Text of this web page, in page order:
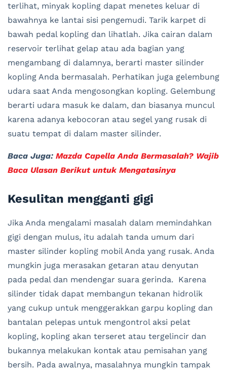
terlihat, minyak kopling dapat menetes keluar di
bawahnya ke lantai sisi pengemudi. Tarik karpet di
bawah pedal kopling dan lihatlah. Jika cairan dalam
reservoir terlihat gelap atau ada bagian yang
mengambang di dalamnya, berarti master silinder
kopling Anda bermasalah. Perhatikan juga gelembung
udara saat Anda mengosongkan kopling. Gelembung
berarti udara masuk ke dalam, dan biasanya muncul
karena adanya kebocoran atau segel yang rusak di
suatu tempat di dalam master silinder.
Baca Juga: Mazda Capella Anda Bermasalah? Wajib
Baca Ulasan Berikut untuk Mengatasinya
Kesulitan mengganti gigi
Jika Anda mengalami masalah dalam memindahkan
gigi dengan mulus, itu adalah tanda umum dari
master silinder kopling mobil Anda yang rusak. Anda
mungkin juga merasakan getaran atau denyutan
pada pedal dan mendengar suara gerinda. Karena
silinder tidak dapat membangun tekanan hidrolik
yang cukup untuk menggerakkan garpu kopling dan
bantalan pelepas untuk mengontrol aksi pelat
kopling, kopling akan terseret atau tergelincir dan
bukannya melakukan kontak atau pemisahan yang
bersih. Pada awalnya, masalahnya mungkin tampak